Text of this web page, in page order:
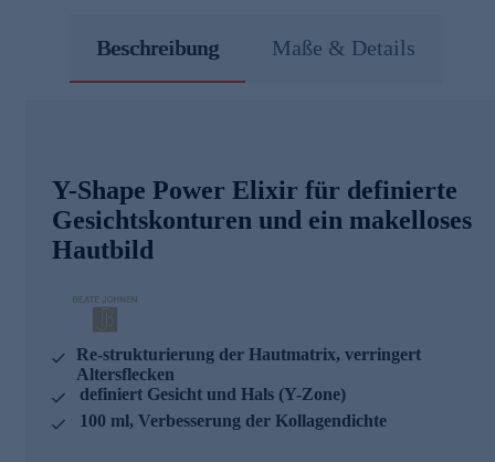
Beschreibung Maße & Details
Y-Shape Power Elixir für definierte
Gesichtskonturen und ein makelloses
Hautbild
Re-strukturierung der Hautmatrix, verringert
Altersflecken
definiert Gesicht und Hals (Y-Zone)
100 ml, Verbesserung der Kollagendichte